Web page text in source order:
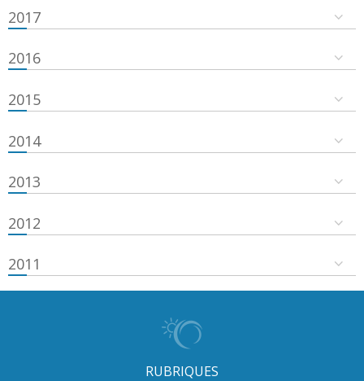
2017
2016
2015
2014
2013
2012
2011
RUBRIQUES